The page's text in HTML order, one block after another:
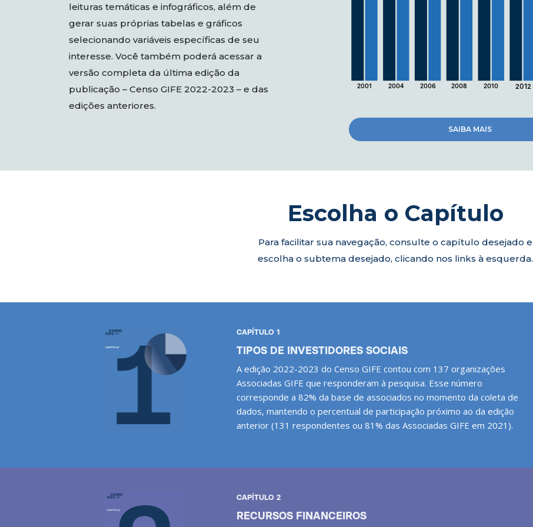
leituras temáticas e infográficos, além de
gerar suas próprias tabelas e gráficos
selecionando variáveis específicas de seu
interesse. Você também poderá acessar a
versão completa da última edição da
publicação – Censo GIFE 2022-2023 – e das
edições anteriores.
2001 2004 2006 2008 2010 2012
SAIBA MAIS
Escolha o Capítulo
Para facilitar sua navegação, consulte o capítulo desejado e
escolha o subtema desejado, clicando nos links à esquerda.
CAPÍTULO 1
TIPOS DE INVESTIDORES SOCIAIS
A edição 2022-2023 do Censo GIFE contou com 137 organizações
Associadas GIFE que responderam à pesquisa. Esse número
corresponde a 82% da base de associados no momento da coleta de
dados, mantendo o percentual de participação próximo ao da edição
anterior (131 respondentes ou 81% das Associadas GIFE em 2021).
CAPÍTULO 2
RECURSOS FINANCEIROS